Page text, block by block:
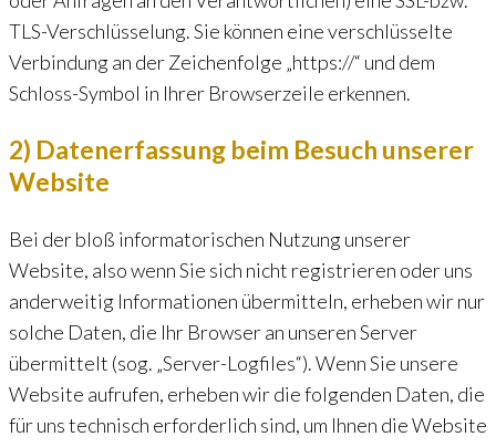
TLS-Verschlüsselung. Sie können eine verschlüsselte
Verbindung an der Zeichenfolge „https://“ und dem
Schloss-Symbol in Ihrer Browserzeile erkennen.
2) Datenerfassung beim Besuch unserer
Website
Bei der bloß informatorischen Nutzung unserer
Website, also wenn Sie sich nicht registrieren oder uns
anderweitig Informationen übermitteln, erheben wir nur
solche Daten, die Ihr Browser an unseren Server
übermittelt (sog. „Server-Logfiles“). Wenn Sie unsere
Website aufrufen, erheben wir die folgenden Daten, die
für uns technisch erforderlich sind, um Ihnen die Website